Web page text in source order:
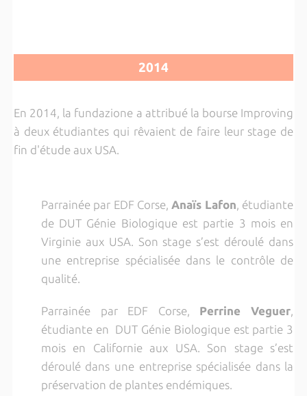
2014
En 2014, la fundazione a attribué la bourse Improving
à deux étudiantes qui rêvaient de faire leur stage de
fin d'étude aux USA.
Parrainée par EDF Corse,Anaïs Lafon, étudiante
de DUT Génie Biologique est partie 3 mois en
Virginie aux USA. Son stage s’est déroulé dans
une entreprise spécialisée dans le contrôle de
qualité.
Parrainée par EDF Corse, Perrine Veguer,
étudiante en DUT Génie Biologique est partie 3
mois en Californie aux USA. Son stage s’est
déroulé dans une entreprise spécialisée dans la
préservation de plantes endémiques.